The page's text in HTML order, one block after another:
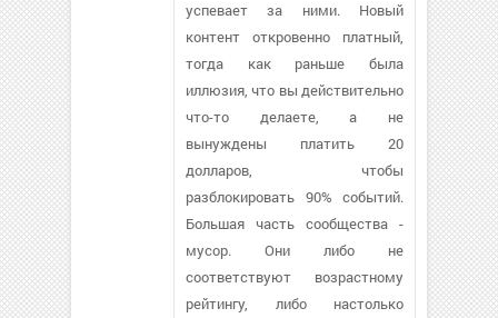
успевает за ними. Новый
контент откровенно платный,
тогда как раньше была
иллюзия, что вы действительно
что-то делаете, а не
вынуждены платить 20
долларов, чтобы
разблокировать 90% событий.
Большая часть сообщества -
мусор. Они либо не
соответствуют возрастному
рейтингу, либо настолько